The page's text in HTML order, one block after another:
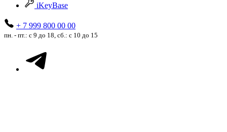
iKeyBase
+ 7 999 800 00 00
пн. - пт.: с 9 до 18, сб.: с 10 до 15